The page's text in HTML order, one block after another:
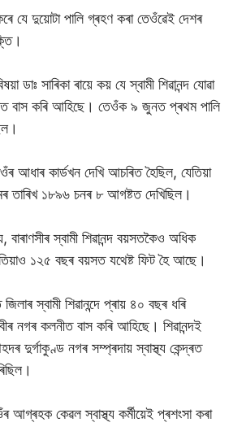
কৰে যে দুয়োটা পালি গ্ৰহণ কৰা তেওঁৱেই দেশৰ
ডাঃ সাৰিকা ৰায়ে কয় যে স্বামী শিৱানন্দ যোৱা
বাস কৰি আহিছে। তেওঁক ৯ জুনত প্ৰথম পালি
আধাৰ কাৰ্ডখন দেখি আচৰিত হৈছিল, যেতিয়া
তাৰিখ ১৮৯৬ চনৰ ৮ আগষ্টত দেখিছিল।
বাৰাণসীৰ স্বামী শিৱানন্দ বয়সতকৈও অধিক
১২৫ বছৰ বয়সত যথেষ্ট ফিট হৈ আছে।
স্বামী শিৱানন্দে প্ৰায় ৪০ বছৰ ধৰি
নগৰ কলনীত বাস কৰি আহিছে। শিৱানন্দই
দুৰ্গাকুণ্ড নগৰ সম্প্ৰদায় স্বাস্থ্য কেন্দ্ৰত
আগ্ৰহক কেৱল স্বাস্থ্য কৰ্মীয়েই প্ৰশংসা কৰা